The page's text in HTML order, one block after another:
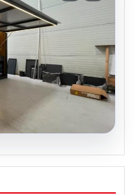
Konfor ve